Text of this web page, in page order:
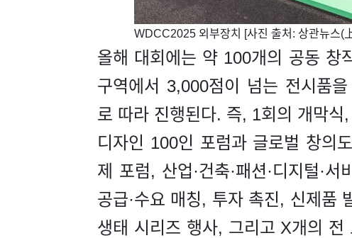
​WDCC2025 외부장치 [사진 출처: 상관뉴스(
올해 대회에는 약 100개의 공동 창
구역에서 3,000점이 넘는 전시품
로 따라 진행된다. 즉, 1회의 개막식
디자인 100인 포럼과 글로벌 창의
제 포럼, 산업·건축·패션·디지털·
공급·수요 매칭, 투자 촉진, 신제품
생태 시리즈 행사, 그리고 X개의